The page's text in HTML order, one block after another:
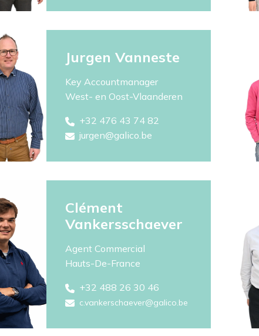
Jurgen Vanneste
Key Accountmanager
West- en Oost-Vlaanderen
+32 476 43 74 82
jurgen@galico.be
Clément
Vankersschaever
Agent Commercial
Hauts-De-France​
+32 488 26 30 46
c.vankerschaever@galico.be